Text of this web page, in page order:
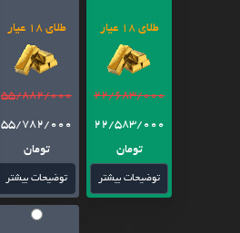
طلای 18 عیار
22/683/000
22/583/000
تومان
توضیحات بیشتر
طلای 18 عیار
55/882/000
55/782/000
تومان
توضیحات بیشتر